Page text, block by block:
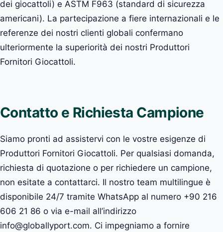
dei giocattoli) e ASTM F963 (standard di sicurezza
americani). La partecipazione a fiere internazionali e le
referenze dei nostri clienti globali confermano
ulteriormente la superiorità dei nostri Produttori
Fornitori Giocattoli.
Contatto e Richiesta Campione
Siamo pronti ad assistervi con le vostre esigenze di
Produttori Fornitori Giocattoli. Per qualsiasi domanda,
richiesta di quotazione o per richiedere un campione,
non esitate a contattarci. Il nostro team multilingue è
disponibile 24/7 tramite WhatsApp al numero +90 216
606 21 86 o via e-mail all’indirizzo
info@globallyport.com. Ci impegniamo a fornire